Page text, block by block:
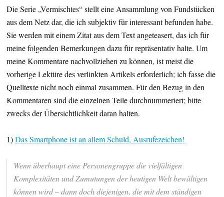
Die Serie „Vermischtes“ stellt eine Ansammlung von Fundstücken
aus dem Netz dar, die ich subjektiv für interessant befunden habe.
Sie werden mit einem Zitat aus dem Text angeteasert, das ich für
meine folgenden Bemerkungen dazu für repräsentativ halte. Um
meine Kommentare nachvollziehen zu können, ist meist die
vorherige Lektüre des verlinkten Artikels erforderlich; ich fasse die
Quelltexte nicht noch einmal zusammen. Für den Bezug in den
Kommentaren sind die einzelnen Teile durchnummeriert; bitte
zwecks der Übersichtlichkeit daran halten.
1)Das Smartphone ist an allem Schuld, Ausrufezeichen!
Wenn überhaupt eine Personengruppe die vielfältigen
Komplexitäten und Zumutungen der heutigen Welt bewältigen
können wird – dann doch diejenigen, die mit dem ständigen